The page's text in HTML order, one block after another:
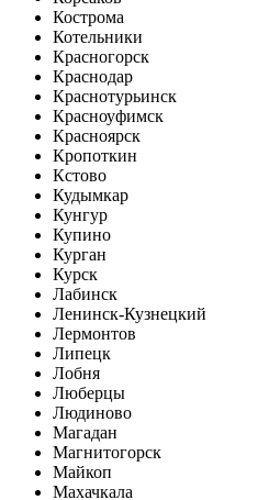
Кострома
Котельники
Красногорск
Краснодар
Краснотурьинск
Красноуфимск
Красноярск
Кропоткин
Кстово
Кудымкар
Кунгур
Купино
Курган
Курск
Лабинск
Ленинск-Кузнецкий
Лермонтов
Липецк
Лобня
Люберцы
Людиново
Магадан
Магнитогорск
Майкоп
Махачкала